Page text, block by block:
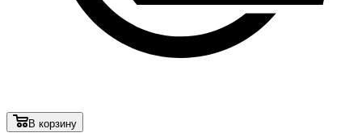
В корзину